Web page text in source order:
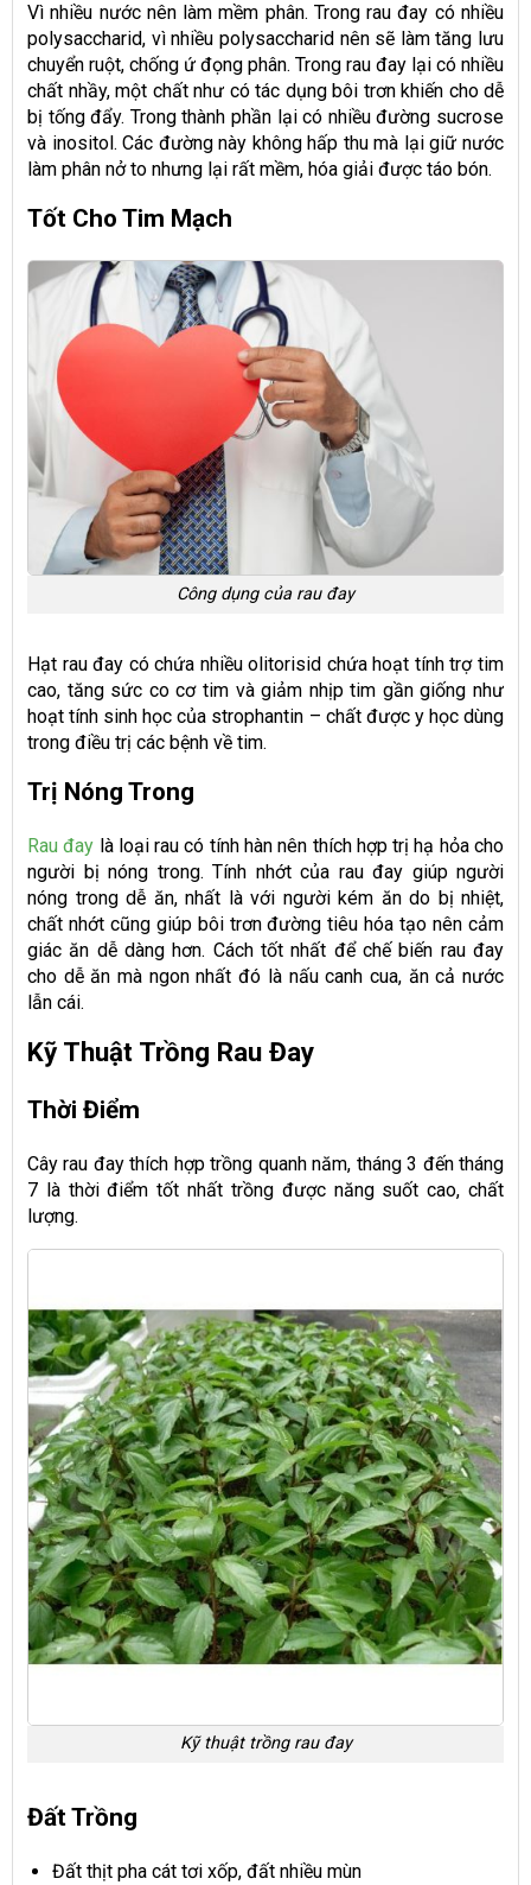
Vì nhiều nước nên làm mềm phân. Trong rau đay có nhiều
polysaccharid, vì nhiều polysaccharid nên sẽ làm tăng lưu
chuyển ruột, chống ứ đọng phân. Trong rau đay lại có nhiều
chất nhầy, một chất như có tác dụng bôi trơn khiến cho dễ
bị tống đẩy. Trong thành phần lại có nhiều đường sucrose
và inositol. Các đường này không hấp thu mà lại giữ nước
làm phân nở to nhưng lại rất mềm, hóa giải được táo bón.
Tốt Cho Tim Mạch
Công dụng của rau đay
Hạt rau đay có chứa nhiều olitorisid chứa hoạt tính trợ tim
cao, tăng sức co cơ tim và giảm nhịp tim gần giống như
hoạt tính sinh học của strophantin – chất được y học dùng
trong điều trị các bệnh về tim.
Trị Nóng Trong
Rau đay là loại rau có tính hàn nên thích hợp trị hạ hỏa cho
người bị nóng trong. Tính nhớt của rau đay giúp người
nóng trong dễ ăn, nhất là với người kém ăn do bị nhiệt,
chất nhớt cũng giúp bôi trơn đường tiêu hóa tạo nên cảm
giác ăn dễ dàng hơn. Cách tốt nhất để chế biến rau đay
cho dễ ăn mà ngon nhất đó là nấu canh cua, ăn cả nước
lẫn cái.
Kỹ Thuật Trồng Rau Đay
Thời Điểm
Cây rau đay thích hợp trồng quanh năm, tháng 3 đến tháng
7 là thời điểm tốt nhất trồng được năng suốt cao, chất
lượng.
Kỹ thuật trồng rau đay
Đất Trồng
Đất thịt pha cát tơi xốp, đất nhiều mùn